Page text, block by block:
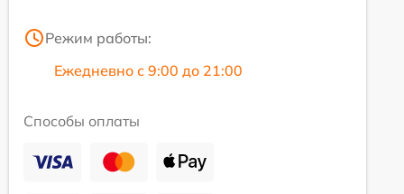
Режим работы:
Ежедневно с 9:00 до 21:00
Способы оплаты